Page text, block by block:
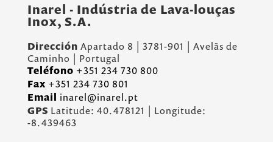
Inarel - Indústria de Lava-louças
Inox, S.A.
Dirección Apartado 8 | 3781-901 | Avelãs de
Caminho | Portugal
Teléfono +351 234 730 800
Fax+351 234 730 801
Email inarel@inarel.pt
GPS Latitude: 40.478121 | Longitude:
-8.439463